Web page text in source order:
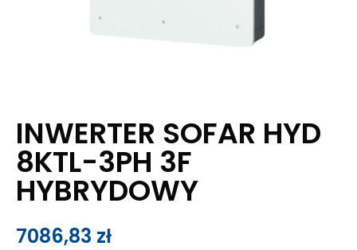
INWERTER SOFAR HYD
8KTL-3PH 3F
HYBRYDOWY
7086,83 zł